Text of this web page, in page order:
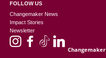
FOLLOW US
Changemaker News
Impact Stories
Newsletter
Changemaker